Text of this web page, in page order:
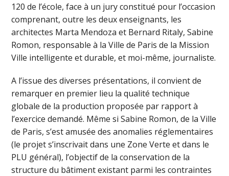
120 de l’école, face à un jury constitué pour l’occasion
comprenant, outre les deux enseignants, les
architectes Marta Mendoza et Bernard Ritaly, Sabine
Romon, responsable à la Ville de Paris de la Mission
Ville intelligente et durable, et moi-même, journaliste.
A l’issue des diverses présentations, il convient de
remarquer en premier lieu la qualité technique
globale de la production proposée par rapport à
l’exercice demandé. Même si Sabine Romon, de la Ville
de Paris, s’est amusée des anomalies réglementaires
(le projet s’inscrivait dans une Zone Verte et dans le
PLU général), l’objectif de la conservation de la
structure du bâtiment existant parmi les contraintes